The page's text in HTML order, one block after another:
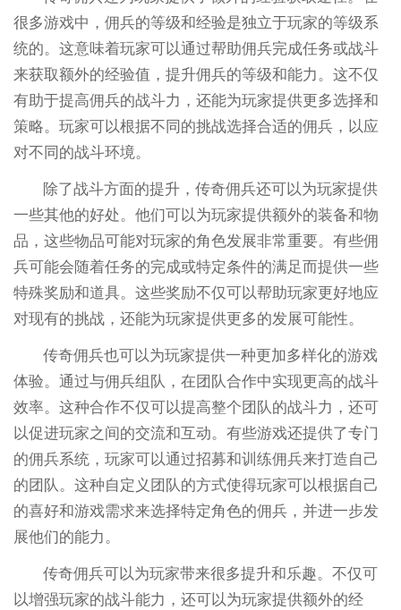
很多游戏中，佣兵的等级和经验是独立于玩家的等级系
统的。这意味着玩家可以通过帮助佣兵完成任务或战斗
来获取额外的经验值，提升佣兵的等级和能力。这不仅
有助于提高佣兵的战斗力，还能为玩家提供更多选择和
策略。玩家可以根据不同的挑战选择合适的佣兵，以应
对不同的战斗环境。
除了战斗方面的提升，传奇佣兵还可以为玩家提供
一些其他的好处。他们可以为玩家提供额外的装备和物
品，这些物品可能对玩家的角色发展非常重要。有些佣
兵可能会随着任务的完成或特定条件的满足而提供一些
特殊奖励和道具。这些奖励不仅可以帮助玩家更好地应
对现有的挑战，还能为玩家提供更多的发展可能性。
传奇佣兵也可以为玩家提供一种更加多样化的游戏
体验。通过与佣兵组队，在团队合作中实现更高的战斗
效率。这种合作不仅可以提高整个团队的战斗力，还可
以促进玩家之间的交流和互动。有些游戏还提供了专门
的佣兵系统，玩家可以通过招募和训练佣兵来打造自己
的团队。这种自定义团队的方式使得玩家可以根据自己
的喜好和游戏需求来选择特定角色的佣兵，并进一步发
展他们的能力。
传奇佣兵可以为玩家带来很多提升和乐趣。不仅可
以增强玩家的战斗能力，还可以为玩家提供额外的经